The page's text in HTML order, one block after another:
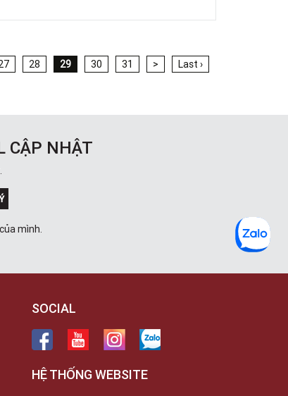
28 29 30 31 > Last ›
CẬP NHẬT
mình.
SOCIAL
HỆ THỐNG WEBSITE